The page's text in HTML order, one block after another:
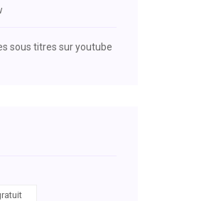
sous titres sur youtube